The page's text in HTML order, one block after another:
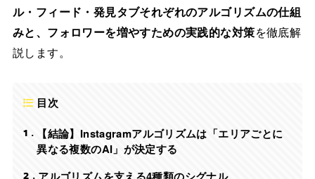
ル・フィード・発見タブそれぞれのアルゴリズムの仕組
みと、フォロワーを増やすための実践的な対策を徹底解
説します。
目次
1
【結論】Instagramアルゴリズムは「エリアごとに
異なる複数のAI」が決定する